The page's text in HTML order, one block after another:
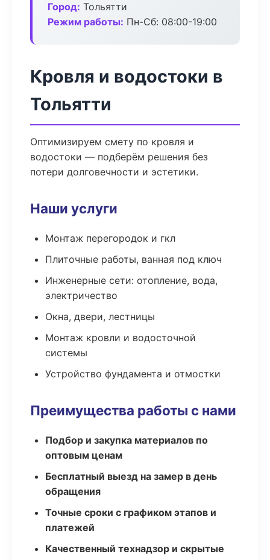
Город: Тольятти
Режим работы: Пн-Сб: 08:00-19:00
Кровля и водостоки в
Тольятти
Оптимизируем смету по кровля и
водостоки — подберём решения без
потери долговечности и эстетики.
Наши услуги
Монтаж перегородок и гкл
Плиточные работы, ванная под ключ
Инженерные сети: отопление, вода,
электричество
Окна, двери, лестницы
Монтаж кровли и водосточной
системы
Устройство фундамента и отмостки
Преимущества работы с нами
Подбор и закупка материалов по
оптовым ценам
Бесплатный выезд на замер в день
обращения
Точные сроки с графиком этапов и
платежей
Качественный технадзор и скрытые